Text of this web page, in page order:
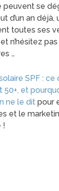
peuvent se
d’un an
toutes ses
n’hésitez
…
SPF :
50+, et
ne le dit pour
et le
!